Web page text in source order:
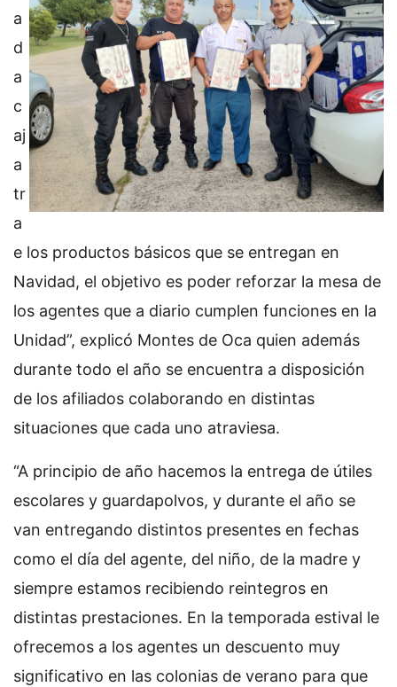
a
d
a
c
aj
a
tr
a
e los productos básicos que se entregan en
Navidad, el objetivo es poder reforzar la mesa de
los agentes que a diario cumplen funciones en la
Unidad”, explicó Montes de Oca quien además
durante todo el año se encuentra a disposición
de los afiliados colaborando en distintas
situaciones que cada uno atraviesa.
“A principio de año hacemos la entrega de útiles
escolares y guardapolvos, y durante el año se
van entregando distintos presentes en fechas
como el día del agente, del niño, de la madre y
siempre estamos recibiendo reintegros en
distintas prestaciones. En la temporada estival le
ofrecemos a los agentes un descuento muy
significativo en las colonias de verano para que